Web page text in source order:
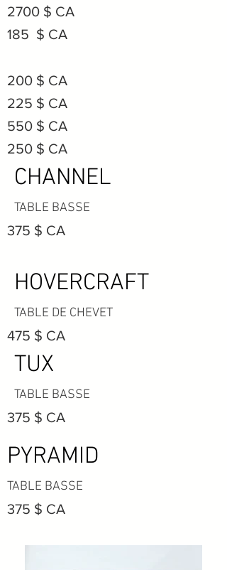
TABLE BASSE
CHANNEL
TABLE DE CHEVET
HOVERCRAFT
TABLE BASSE
TUX
2700 $ CA
185 $ CA
200 $ CA
225 $ CA
550 $ CA
250 $ CA
375 $ CA
475 $ CA
375 $ CA
TABLE BASSE
PYRAMID
375 $ CA